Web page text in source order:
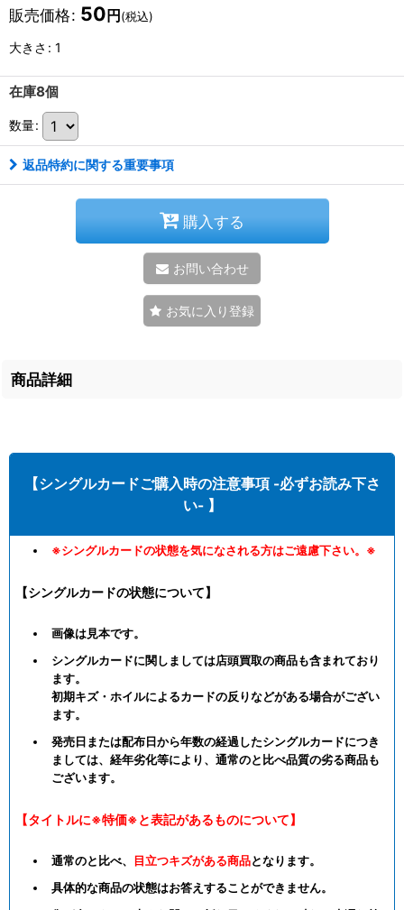
販売価格: 50 円 (税込)
大きさ : 1
在庫8個
数量:
返品特約に関する重要事項
購入する
お問い合わせ
お気に入り登録
商品詳細
【シングルカードご購入時の注意事項 -必ずお読み下さ
い- 】
※シングルカードの状態を気になされる方はご遠慮下さい。※
【シングルカードの状態について】
画像は見本です。
シングルカードに関しましては店頭買取の商品も含まれており
ます。
初期キズ・ホイルによるカードの反りなどがある場合がござい
ます。
発売日または配布日から年数の経過したシングルカードにつき
ましては、経年劣化等により、通常のと比べ品質の劣る商品も
ございます。
【タイトルに※特価※と表記があるものについて】
通常のと比べ、 目立つキズがある商品となります。
具体的な商品の状態はお答えすることができません。